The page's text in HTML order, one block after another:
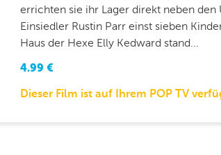
errichten sie ihr Lager direkt neben
Einsiedler Rustin Parr einst sieben
Haus der Hexe Elly Kedward stand...
4.99 €
Dieser Film ist auf Ihrem POP TV